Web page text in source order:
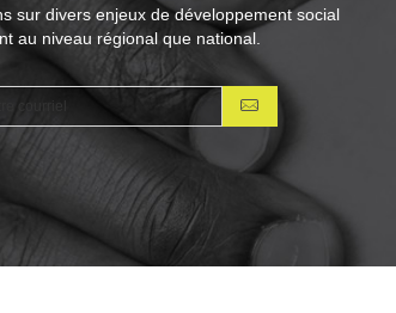
sur divers enjeux de développement social
au niveau régional que national.